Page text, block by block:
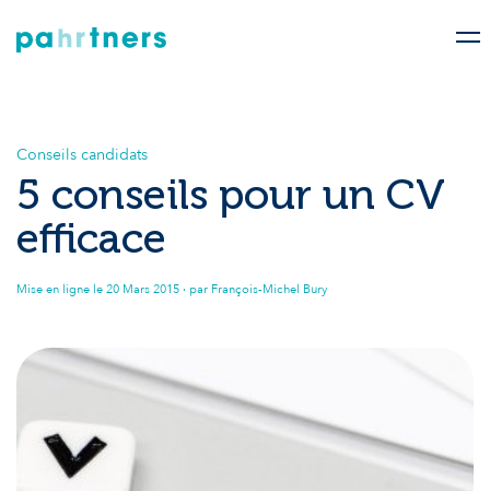
Conseils candidats
5 conseils pour un CV
efficace
Mise en ligne le 20 Mars 2015 · par François-Michel Bury